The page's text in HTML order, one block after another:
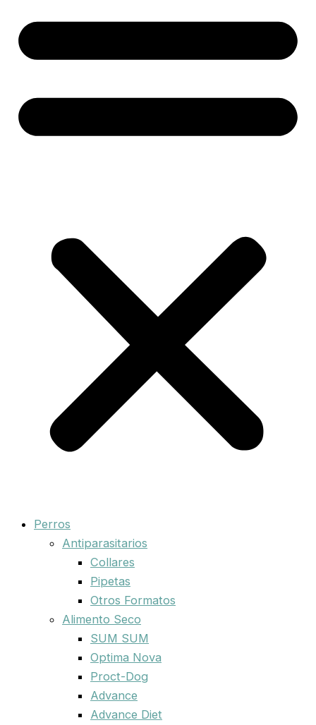
Perros
Antiparasitarios
Collares
Pipetas
Otros Formatos
Alimento Seco
SUM SUM
Optima Nova
Proct-Dog
Advance
Advance Diet